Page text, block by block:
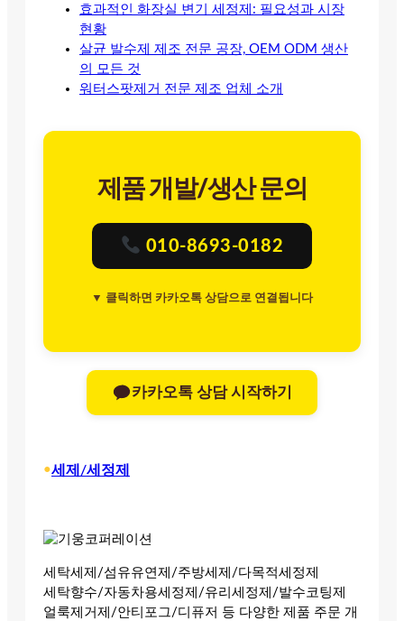
효과적인 화장실 변기 세정제: 필요성과 시장
현황
살균 발수제 제조 전문 공장, OEM ODM 생산
의 모든 것
워터스팟제거 전문 제조 업체 소개
제품 개발/생산 문의
010-8693-0182
▼ 클릭하면 카카오톡 상담으로 연결됩니다
카카오톡 상담 시작하기
•세제/세정제
세탁세제/섬유유연제/주방세제/다목적세정제
세탁향수/자동차용세정제/유리세정제/발수코팅제
얼룩제거제/안티포그/디퓨저 등 다양한 제품 주문 개